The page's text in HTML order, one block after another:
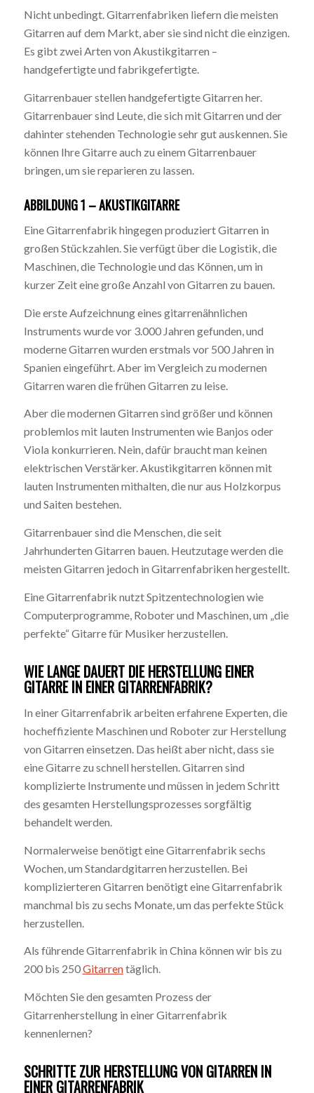
Nicht unbedingt. Gitarrenfabriken liefern die meisten
Gitarren auf dem Markt, aber sie sind nicht die einzigen.
Es gibt zwei Arten von Akustikgitarren –
handgefertigte und fabrikgefertigte.
Gitarrenbauer stellen handgefertigte Gitarren her.
Gitarrenbauer sind Leute, die sich mit Gitarren und der
dahinter stehenden Technologie sehr gut auskennen. Sie
können Ihre Gitarre auch zu einem Gitarrenbauer
bringen, um sie reparieren zu lassen.
ABBILDUNG 1 – AKUSTIKGITARRE
Eine Gitarrenfabrik hingegen produziert Gitarren in
großen Stückzahlen. Sie verfügt über die Logistik, die
Maschinen, die Technologie und das Können, um in
kurzer Zeit eine große Anzahl von Gitarren zu bauen.
Die erste Aufzeichnung eines gitarrenähnlichen
Instruments wurde vor 3.000 Jahren gefunden, und
moderne Gitarren wurden erstmals vor 500 Jahren in
Spanien eingeführt. Aber im Vergleich zu modernen
Gitarren waren die frühen Gitarren zu leise.
Aber die modernen Gitarren sind größer und können
problemlos mit lauten Instrumenten wie Banjos oder
Viola konkurrieren. Nein, dafür braucht man keinen
elektrischen Verstärker. Akustikgitarren können mit
lauten Instrumenten mithalten, die nur aus Holzkorpus
und Saiten bestehen.
Gitarrenbauer sind die Menschen, die seit
Jahrhunderten Gitarren bauen. Heutzutage werden die
meisten Gitarren jedoch in Gitarrenfabriken hergestellt.
Eine Gitarrenfabrik nutzt Spitzentechnologien wie
Computerprogramme, Roboter und Maschinen, um „die
perfekte“ Gitarre für Musiker herzustellen.
WIE LANGE DAUERT DIE HERSTELLUNG EINER
GITARRE IN EINER GITARRENFABRIK?
In einer Gitarrenfabrik arbeiten erfahrene Experten, die
hocheffiziente Maschinen und Roboter zur Herstellung
von Gitarren einsetzen. Das heißt aber nicht, dass sie
eine Gitarre zu schnell herstellen. Gitarren sind
komplizierte Instrumente und müssen in jedem Schritt
des gesamten Herstellungsprozesses sorgfältig
behandelt werden.
Normalerweise benötigt eine Gitarrenfabrik sechs
Wochen, um Standardgitarren herzustellen. Bei
komplizierteren Gitarren benötigt eine Gitarrenfabrik
manchmal bis zu sechs Monate, um das perfekte Stück
herzustellen.
Als führende Gitarrenfabrik in China können wir bis zu
200 bis 250Gitarrentäglich.
Möchten Sie den gesamten Prozess der
Gitarrenherstellung in einer Gitarrenfabrik
kennenlernen?
SCHRITTE ZUR HERSTELLUNG VON GITARREN IN
EINER GITARRENFABRIK